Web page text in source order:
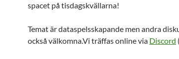
spacet på tisdagskvällarna!
Temat är dataspelsskapande men andra
också välkomna.Vi träffas online via Discord